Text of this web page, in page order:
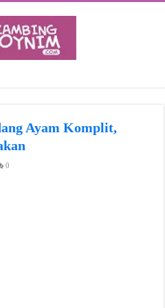
Ayam Komplit,
0